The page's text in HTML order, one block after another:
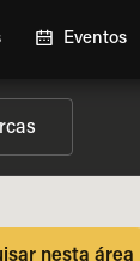
Eventos
nesta área